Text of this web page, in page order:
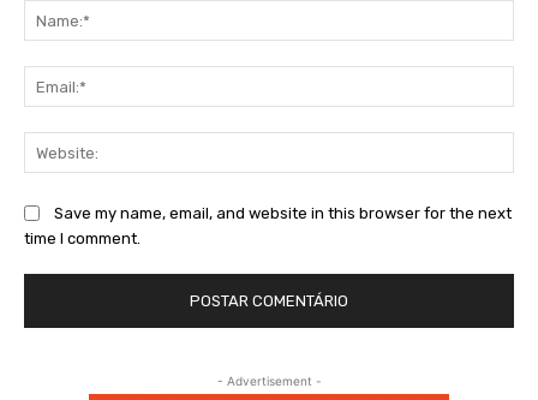
Save my name, email, and website in this browser for the next
time I comment.
- Advertisement -